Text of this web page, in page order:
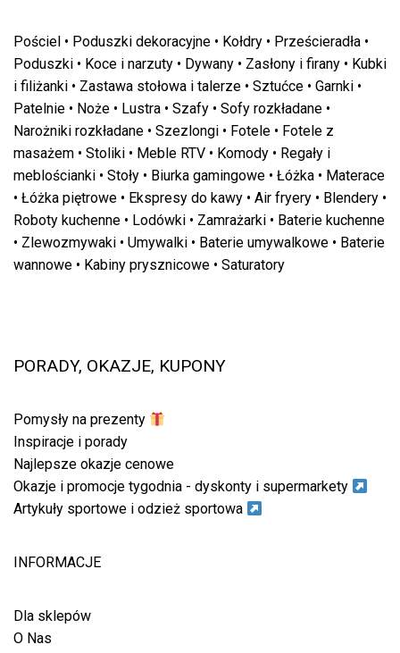
Pościel • Poduszki dekoracyjne • Kołdry • Prześcieradła •
Poduszki • Koce i narzuty • Dywany • Zasłony i firany • Kubki
i filiżanki • Zastawa stołowa i talerze • Sztućce • Garnki •
Patelnie • Noże • Lustra • Szafy • Sofy rozkładane •
Narożniki rozkładane • Szezlongi • Fotele • Fotele z
masażem • Stoliki • Meble RTV • Komody • Regały i
meblościanki • Stoły • Biurka gamingowe • Łóżka • Materace
• Łóżka piętrowe • Ekspresy do kawy • Air fryery • Blendery •
Roboty kuchenne • Lodówki • Zamrażarki • Baterie kuchenne
• Zlewozmywaki • Umywalki • Baterie umywalkowe • Baterie
wannowe • Kabiny prysznicowe • Saturatory
PORADY, OKAZJE, KUPONY
Pomysły na prezenty
Inspiracje i porady
Najlepsze okazje cenowe
Okazje i promocje tygodnia - dyskonty i supermarkety
Artykuły sportowe i odzież sportowa
INFORMACJE
Dla sklepów
O Nas